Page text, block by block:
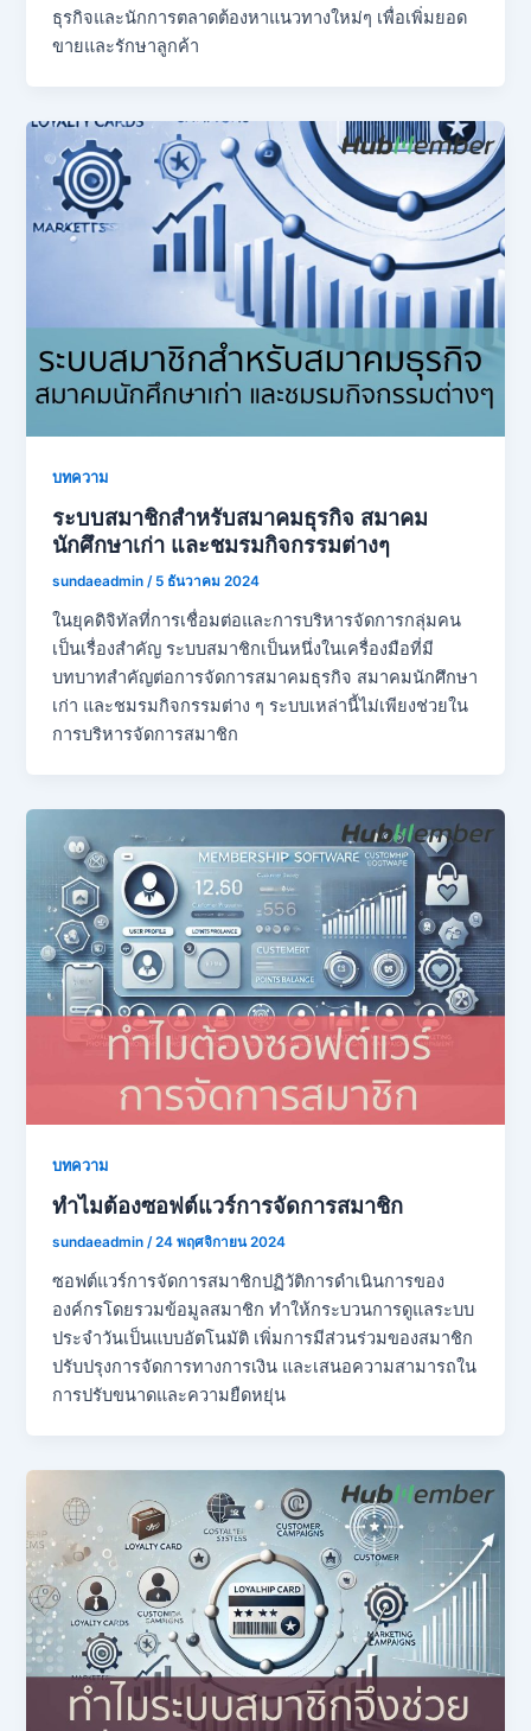
ธุรกิจและนักการตลาดต้องหาแนวทางใหม่ๆ เพื่อเพิ่มยอด
ขายและรักษาลูกค้า
บทความ
ระบบสมาชิกสำหรับสมาคมธุรกิจ สมาคม
นักศึกษาเก่า และชมรมกิจกรรมต่างๆ
sundaeadmin/ 5 ธันวาคม 2024
ในยุคดิจิทัลที่การเชื่อมต่อและการบริหารจัดการกลุ่มคน
เป็นเรื่องสำคัญ ระบบสมาชิกเป็นหนึ่งในเครื่องมือที่มี
บทบาทสำคัญต่อการจัดการสมาคมธุรกิจ สมาคมนักศึกษา
เก่า และชมรมกิจกรรมต่าง ๆ ระบบเหล่านี้ไม่เพียงช่วยใน
การบริหารจัดการสมาชิก
บทความ
ทำไมต้องซอฟต์แวร์การจัดการสมาชิก
sundaeadmin/24 พฤศจิกายน 2024
ซอฟต์แวร์การจัดการสมาชิกปฏิวัติการดำเนินการของ
องค์กรโดยรวมข้อมูลสมาชิก ทำให้กระบวนการดูแลระบบ
ประจำวันเป็นแบบอัตโนมัติ เพิ่มการมีส่วนร่วมของสมาชิก
ปรับปรุงการจัดการทางการเงิน และเสนอความสามารถใน
การปรับขนาดและความยืดหยุ่น